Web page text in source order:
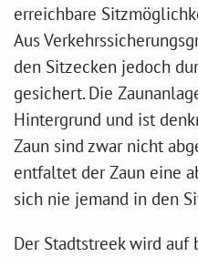
erreichbare
Aus
den Sitzecken jedoch
gesichert. Die
Hintergrund und ist
Zaun sind zwar nicht
entfaltet der Zaun eine
sich nie jemand in den
Der Stadtstreek wird auf